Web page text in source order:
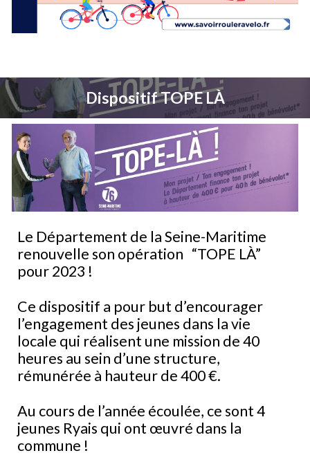
Dispositif TOPE LÀ
Le Département de la Seine-Maritime
renouvelle son opération “TOPE LÀ”
pour 2023 !
Ce dispositif a pour but d’encourager
l’engagement des jeunes dans la vie
locale qui réalisent une mission de 40
heures au sein d’une structure,
rémunérée à hauteur de 400 €.
Au cours de l’année écoulée, ce sont 4
jeunes Ryais qui ont œuvré dans la
commune !